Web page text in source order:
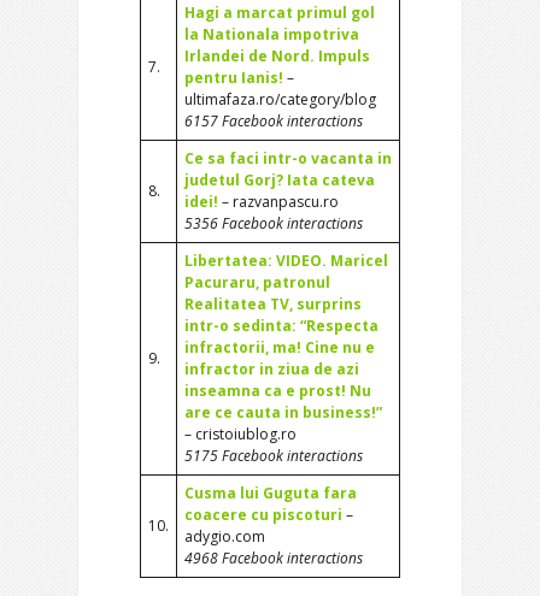
7.
Hagi a marcat primul gol
la Nationala impotriva
Irlandei de Nord. Impuls
pentru Ianis! –
ultimafaza.ro/category/blog
6157 Facebook interactions
8.
Ce sa faci intr-o vacanta in
judetul Gorj? Iata cateva
idei! – razvanpascu.ro
5356 Facebook interactions
9.
Libertatea: VIDEO. Maricel
Pacuraru, patronul
Realitatea TV, surprins
intr-o sedinta: “Respecta
infractorii, ma! Cine nu e
infractor in ziua de azi
inseamna ca e prost! Nu
are ce cauta in business!”
– cristoiublog.ro
5175 Facebook interactions
10.
Cusma lui Guguta fara
coacere cu piscoturi –
adygio.com
4968 Facebook interactions